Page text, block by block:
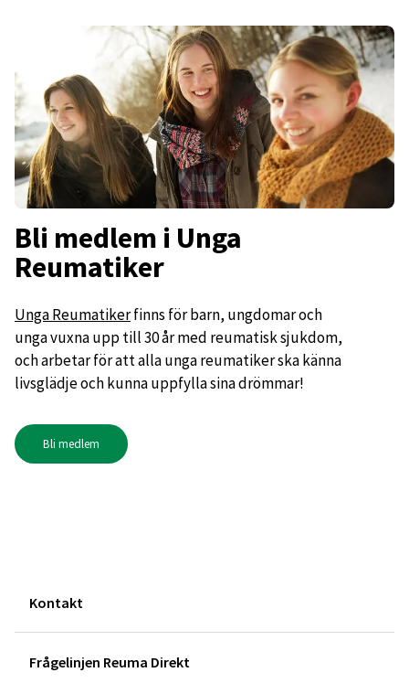
Bli medlem i Unga
Reumatiker
Unga Reumatikerfinns för barn, ungdomar och
unga vuxna upp till 30 år med reumatisk sjukdom,
och arbetar för att alla unga reumatiker ska känna
livsglädje och kunna uppfylla sina drömmar!
Bli medlem
Kontakt
Frågelinjen Reuma Direkt